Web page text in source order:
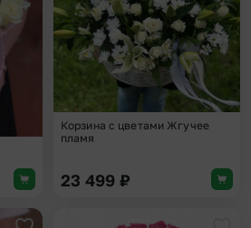
Корзина с цветами Жгучее
пламя
23 499 ₽